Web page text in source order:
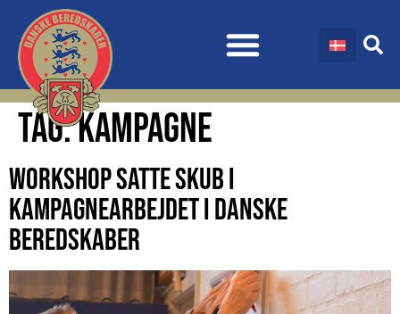
TAG:KAMPAGNE
WORKSHOP SATTE SKUB I
KAMPAGNEARBEJDET I DANSKE
BEREDSKABER